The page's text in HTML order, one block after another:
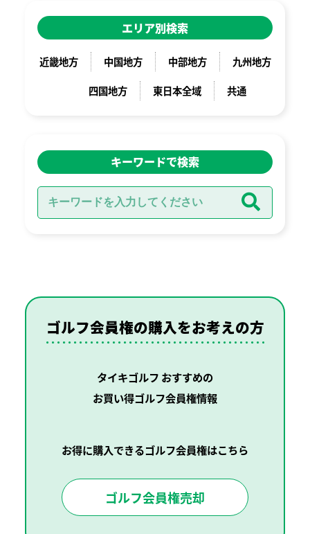
エリア別検索
近畿地方 中国地方 中部地方
九州地方
四国地方
東日本全域 共通
キーワードで検索
ゴルフ会員権の購入をお考えの方
タイキゴルフ おすすめの
お買い得ゴルフ会員権情報
お得に購入できるゴルフ会員権はこちら
ゴルフ会員権売却